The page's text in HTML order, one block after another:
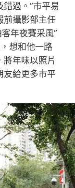
過。”市平易
前攝影部主任
客年夜賽采風”
想和他一路
年味以照片
友給更多市平